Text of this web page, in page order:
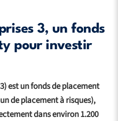
3, un fonds
pour investir
est un fonds de placement
de placement à risques),
dans environ 1.200